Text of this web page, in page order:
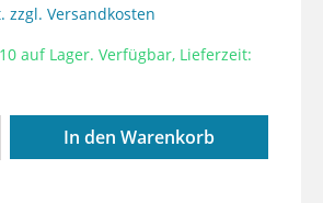
zzgl. Versandkosten
auf Lager. Verfügbar, Lieferzeit:
Gib den
In den Warenkorb